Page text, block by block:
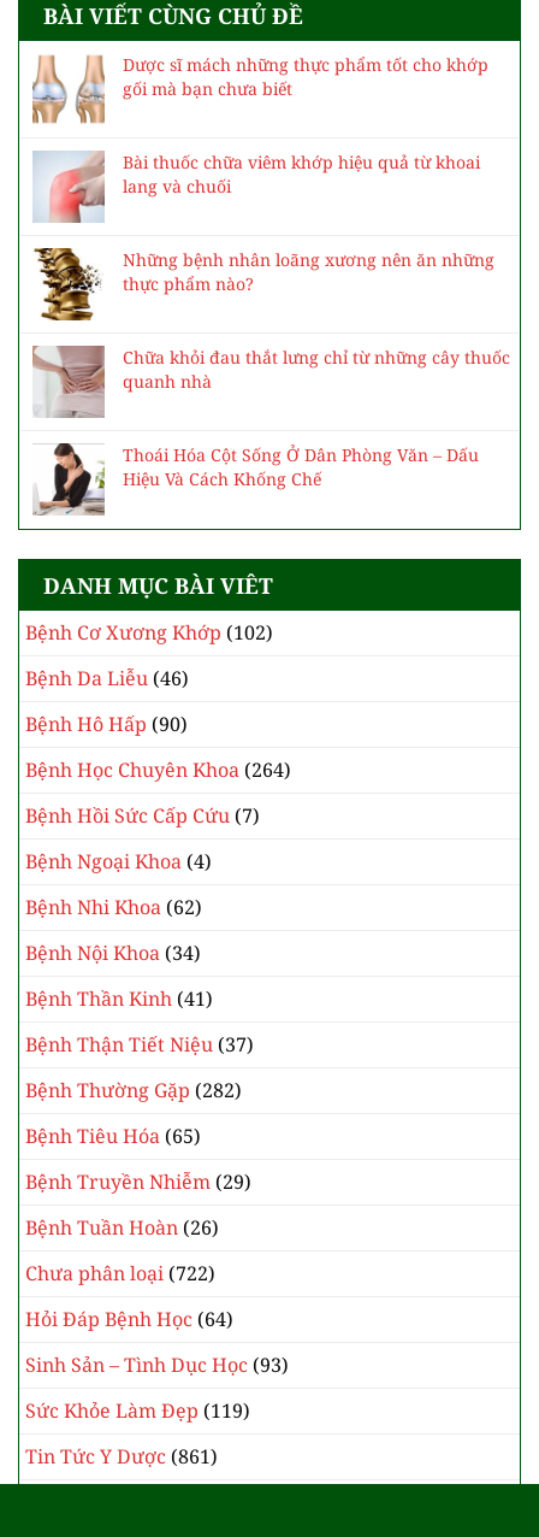
BÀI VIẾT CÙNG CHỦ ĐỀ
Dược sĩ mách những thực phẩm tốt cho khớp
gối mà bạn chưa biết
Bài thuốc chữa viêm khớp hiệu quả từ khoai
lang và chuối
Những bệnh nhân loãng xương nên ăn những
thực phẩm nào?
Chữa khỏi đau thắt lưng chỉ từ những cây thuốc
quanh nhà
Thoái Hóa Cột Sống Ở Dân Phòng Văn – Dấu
Hiệu Và Cách Khống Chế
DANH MỤC BÀI VIÊT
Bệnh Cơ Xương Khớp (102)
Bệnh Da Liễu (46)
Bệnh Hô Hấp (90)
Bệnh Học Chuyên Khoa (264)
Bệnh Hồi Sức Cấp Cứu (7)
Bệnh Ngoại Khoa (4)
Bệnh Nhi Khoa (62)
Bệnh Nội Khoa (34)
Bệnh Thần Kinh (41)
Bệnh Thận Tiết Niệu (37)
Bệnh Thường Gặp (282)
Bệnh Tiêu Hóa (65)
Bệnh Truyền Nhiễm (29)
Bệnh Tuần Hoàn (26)
Chưa phân loại (722)
Hỏi Đáp Bệnh Học (64)
Sinh Sản – Tình Dục Học (93)
Sức Khỏe Làm Đẹp (119)
Tin Tức Y Dược (861)